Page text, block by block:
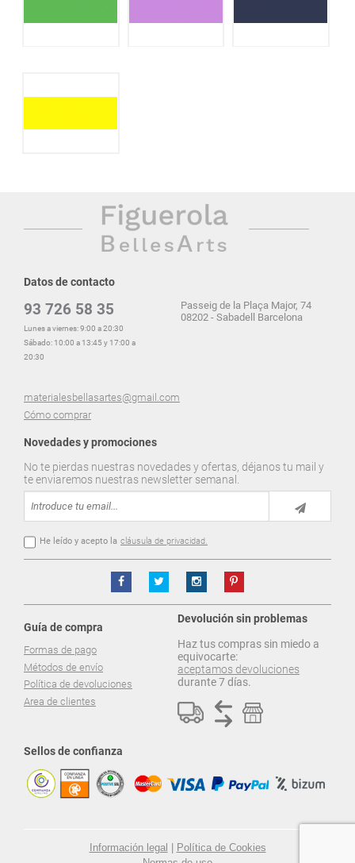
Datos de contacto
93 726 58 35
Lunes a viernes: 9:00 a 20:30
Sábado: 10:00 a 13:45 y 17:00 a
20:30
materialesbellasartes@gmail.com
Cómo comprar
Passeig de la Plaça Major, 74
08202 - Sabadell Barcelona
Novedades y promociones
No te pierdas nuestras novedades y ofertas, déjanos tu mail y
te enviaremos nuestras newsletter semanal.
He leído y acepto la cláusula de privacidad.
Guía de compra
Formas de pago
Métodos de envío
Política de devoluciones
Area de clientes
Devolución sin problemas
Haz tus compras sin miedo a
equivocarte:
aceptamos devoluciones
durante 7 días.
Sellos de confianza
Información legal | Política de Cookies